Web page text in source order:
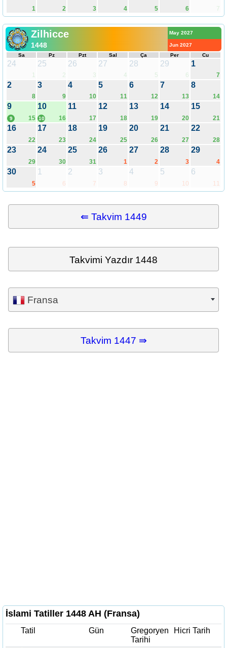
1 2 3 4 5 6 7
Zilhicce
1448
May 2027
Jun 2027
Sa
Pz Pzt Sal Ça Per Cu
24
1
25
2
26
3
27
4
28
5
29
6
1
7
2
8
3
9
4
10
5
11
6
12
7
13
8
14
9
15
9
10
16
10
11
17
12
18
13
19
14
20
15
21
16
22
17
23
18
24
19
25
20
26
21
27
22
28
23
29
24
30
25
31
26
1
27
2
28
3
29
4
30
5
1
6
2
7
3
8
4
9
5
10
6
11
⇚ Takvim 1449
Takvimi Yazdır 1448
Fransa
Takvim 1447 ⇛
İslami Tatiller 1448 AH (Fransa)
Tatil Gün
Gregoryen
Tarihi
Hicri Tarih